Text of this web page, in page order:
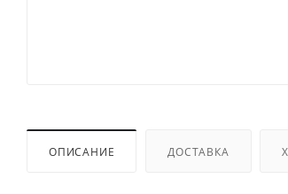
ОПИСАНИЕ ДОСТАВКА